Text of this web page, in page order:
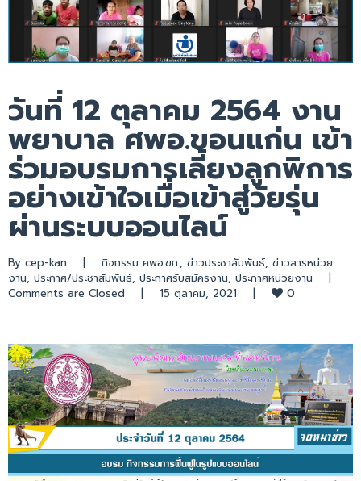
วันที่ 12 ตุลาคม 2564 งาน
พยาบาล ศพอ.ขอนแก่น เข้า
ร่วมอบรมการเลี้ยงลูกพิการ
อย่างเข้าใจเมื่อเข้าสู่วัยรุ่น
ผ่านระบบออนไลน์
By cep-kan | กิจกรรม ศพอ.ขก., ข่าวประชาสัมพันธ์, ข่าวสารหน่วย
งาน, ประกาศ/ประชาสัมพันธ์, ประกาศรับสมัครงาน, ประกาศหน่วยงาน
|
Comments are Closed
| 15 ตุลาคม, 2021 | 0